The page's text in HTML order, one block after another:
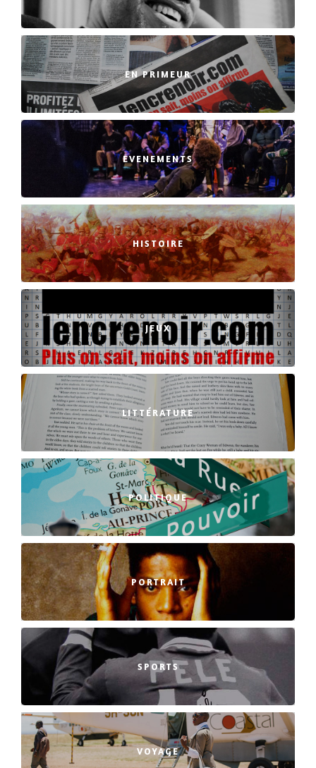
EN PRIMEUR
EVENEMENTS
HISTOIRE
JEUX
LITTÉRATURE
POLITIQUE
PORTRAIT
SPORTS
VOYAGE